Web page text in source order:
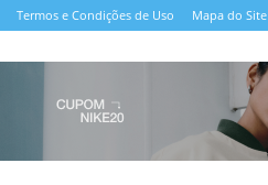
Termos e Condições de Uso Mapa do Site